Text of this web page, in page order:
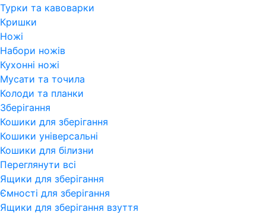
Турки та кавоварки
Кришки
Ножі
Набори ножів
Кухонні ножі
Мусати та точила
Колоди та планки
Зберігання
Кошики для зберігання
Кошики універсальні
Кошики для білизни
Переглянути всi
Ящики для зберігання
Ємності для зберігання
Ящики для зберігання взуття